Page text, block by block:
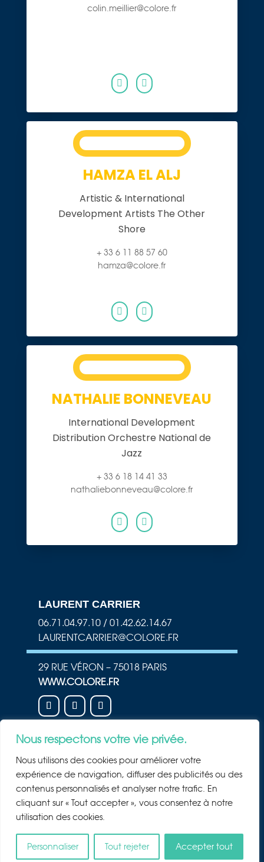
Nous respectons votre vie privée.
Nous utilisons des cookies pour améliorer votre
expérience de navigation, diffuser des publicités ou des
contenus personnalisés et analyser notre trafic. En
cliquant sur « Tout accepter », vous consentez à notre
utilisation des cookies.
Personnaliser Tout rejeter Accepter tout
colin.meillier@colore.fr
 
HAMZA EL ALJ
Artistic & International
Development Artists The Other
Shore
+ 33 6 11 88 57 60
hamza@colore.fr
 
NATHALIE BONNEVEAU
International Development
Distribution Orchestre National de
Jazz
+ 33 6 18 14 41 33
nathaliebonneveau@colore.fr
 
LAURENT CARRIER
06.71.04.97.10 / 01.42.62.14.67
LAURENTCARRIER@COLORE.FR
29 RUE VÉRON – 75018 PARIS
WWW.COLORE.FR
NEWSLETTER
Rejoindre la newsletter
©2025 COLORE TOUS DROITS RÉSERVÉS, UNE CRÉATION
STUDIO CACODESIGN&DCIWEB.FR